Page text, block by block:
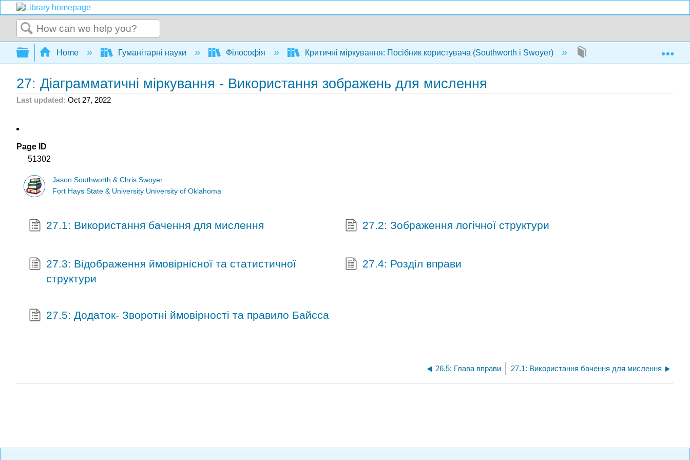
Search
Expand/collapse global hierarchy
Home Гуманітарні науки Філософія Критичні міркування: Посібник користувача (Southworth і Swoyer) 27: Діаграмматичні
27: Діаграмматичні міркування - Використання зображень для мислення
Last updated Oct 27, 2022
Page ID
51302
Jason Southworth & Chris Swoyer
Fort Hays State & University University of Oklahoma
27.1: Використання бачення для мислення 27.2: Зображення логічної структури
27.3: Відображення ймовірнісної та статистичної
структури
27.4: Розділ вправи
27.5: Додаток- Зворотні ймовірності та правило Байєса
26.5: Глава вправи 27.1: Використання бачення для мислення